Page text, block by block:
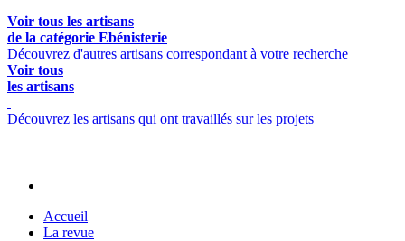
Voir tous les artisans
de la catégorie Ebénisterie
Découvrez d'autres artisans correspondant à votre recherche
Voir tous
les artisans
Découvrez les artisans qui ont travaillés sur les projets
Accueil
La revue